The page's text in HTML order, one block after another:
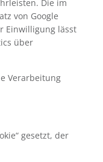
Die im
von Google
Einwilligung lässt
über
Verarbeitung
gesetzt, der